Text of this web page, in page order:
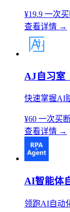
¥19.9 一次
查看详情 →
AJ自习室
快速掌握AI
¥60 一次买
查看详情 →
AI智能体
领跑AI自动